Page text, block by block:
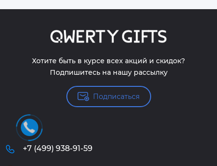
Хотите быть в курсе всех акций и скидок?
Подпишитесь на нашу рассылку
Подписаться
+7 (499) 938-91-59